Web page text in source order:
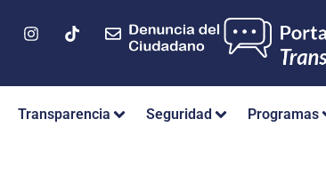
Transparencia Seguridad Programas